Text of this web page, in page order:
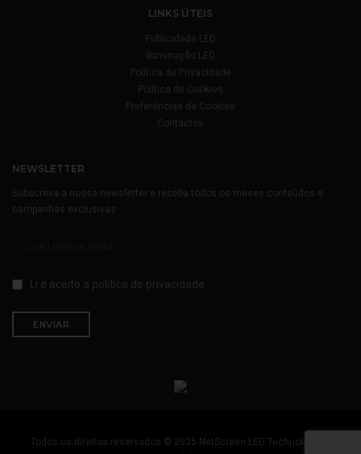
LINKS ÚTEIS
Publicidade LED
Iluminação LED
Política de Privacidade
Política de Cookies
Preferências de Cookies
Contactos
NEWSLETTER
Subscreva a nossa newsletter e receba todos os meses conteúdos e
campanhas exclusivas
Li e aceito a politica de privacidade
Todos os direitos reservados © 2025 NetScreen LED Technology by